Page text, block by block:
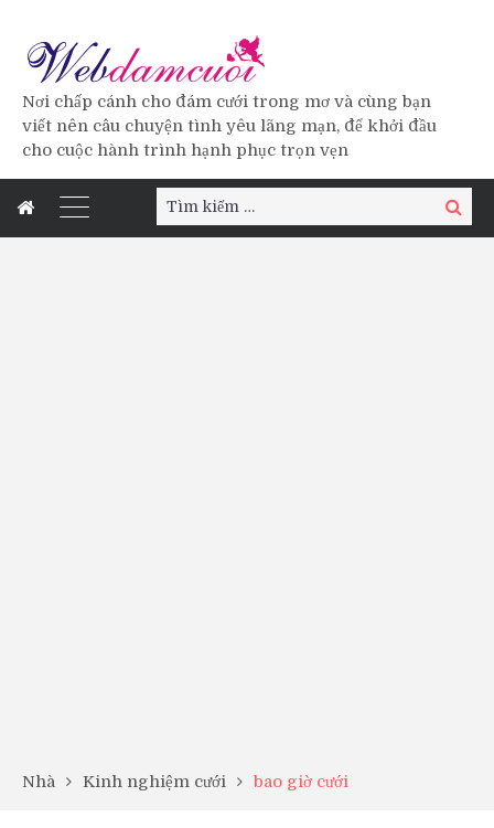
Nơi chấp cánh cho đám cưới trong mơ và cùng bạn
viết nên câu chuyện tình yêu lãng mạn, để khởi đầu
cho cuộc hành trình hạnh phục trọn vẹn
Tìm
kiếm:
Tìm
kiếm
Nhà Kinh nghiệm cưới bao giờ cưới